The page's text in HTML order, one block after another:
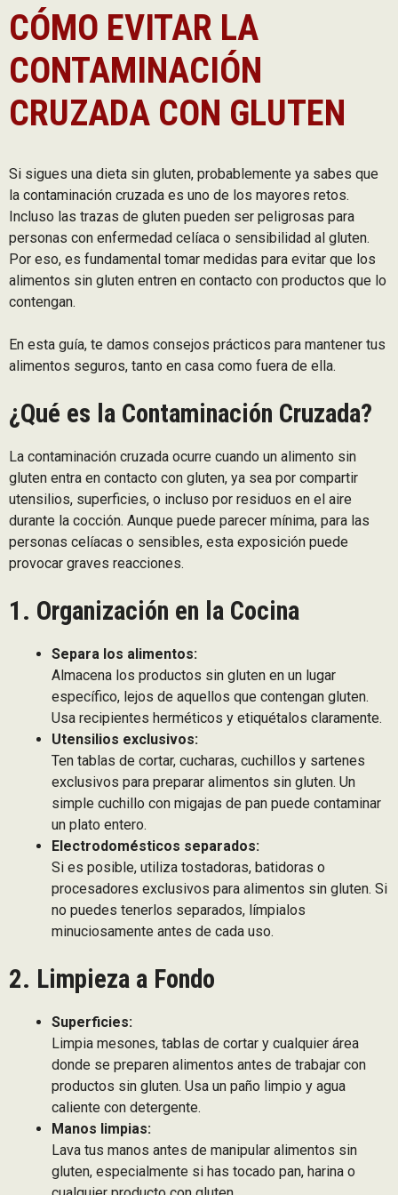
CÓMO EVITAR LA
CONTAMINACIÓN
CRUZADA CON GLUTEN
Si sigues una dieta sin gluten, probablemente ya sabes que
la contaminación cruzada es uno de los mayores retos.
Incluso las trazas de gluten pueden ser peligrosas para
personas con enfermedad celíaca o sensibilidad al gluten.
Por eso, es fundamental tomar medidas para evitar que los
alimentos sin gluten entren en contacto con productos que lo
contengan.
En esta guía, te damos consejos prácticos para mantener tus
alimentos seguros, tanto en casa como fuera de ella.
¿Qué es la Contaminación Cruzada?
La contaminación cruzada ocurre cuando un alimento sin
gluten entra en contacto con gluten, ya sea por compartir
utensilios, superficies, o incluso por residuos en el aire
durante la cocción. Aunque puede parecer mínima, para las
personas celíacas o sensibles, esta exposición puede
provocar graves reacciones.
1. Organización en la Cocina
Separa los alimentos:
Almacena los productos sin gluten en un lugar
específico, lejos de aquellos que contengan gluten.
Usa recipientes herméticos y etiquétalos claramente.
Utensilios exclusivos:
Ten tablas de cortar, cucharas, cuchillos y sartenes
exclusivos para preparar alimentos sin gluten. Un
simple cuchillo con migajas de pan puede contaminar
un plato entero.
Electrodomésticos separados:
Si es posible, utiliza tostadoras, batidoras o
procesadores exclusivos para alimentos sin gluten. Si
no puedes tenerlos separados, límpialos
minuciosamente antes de cada uso.
2. Limpieza a Fondo
Superficies:
Limpia mesones, tablas de cortar y cualquier área
donde se preparen alimentos antes de trabajar con
productos sin gluten. Usa un paño limpio y agua
caliente con detergente.
Manos limpias:
Lava tus manos antes de manipular alimentos sin
gluten, especialmente si has tocado pan, harina o